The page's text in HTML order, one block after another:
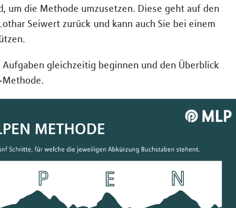
um die Methode umzusetzen. Diese geht auf den
Seiwert zurück und kann auch Sie bei einem
gleichzeitig beginnen und den Überblick